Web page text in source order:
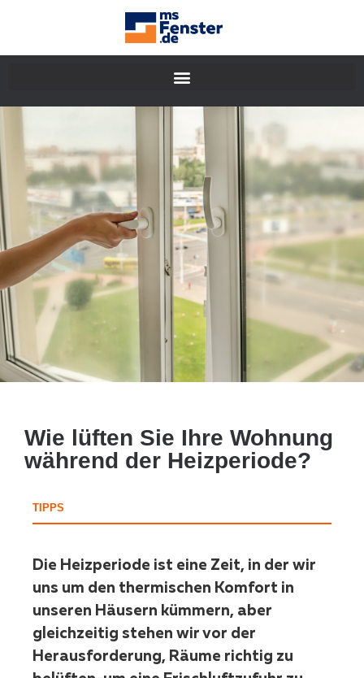
Wie lüften Sie Ihre Wohnung
während der Heizperiode?
TIPPS
Die Heizperiode ist eine Zeit, in der wir
uns um den thermischen Komfort in
unseren Häusern kümmern, aber
gleichzeitig stehen wir vor der
Herausforderung, Räume richtig zu